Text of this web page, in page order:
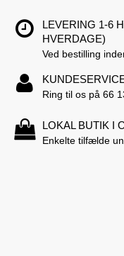
LEVERING 1-6
HVERDAGE)
Ved bestilling
Ring til os på 66
LOKAL BUTIK I
Enkelte tilfælde